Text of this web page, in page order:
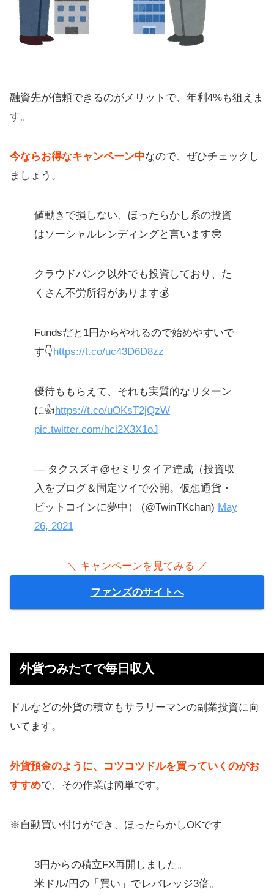
融資先が信頼できるのがメリットで、年利4%も狙えま
す。
今ならお得なキャンペーン中なので、ぜひチェックし
ましょう。
値動きで損しない、ほったらかし系の投資
はソーシャルレンディングと言います🤓
クラウドバンク以外でも投資しており、た
くさん不労所得があります💰
Fundsだと1円からやれるので始めやすいで
す👇https://t.co/uc43D6D8zz
優待ももらえて、それも実質的なリターン
に👍https://t.co/uOKsT2jQzW
pic.twitter.com/hci2X3X1oJ
— タクスズキ@セミリタイア達成（投資収
入をブログ＆固定ツイで公開。仮想通貨・
ビットコインに夢中） (@TwinTKchan) May
26, 2021
＼ キャンペーンを見てみる ／
ファンズのサイトへ
外貨つみたてで毎日収入
ドルなどの外貨の積立もサラリーマンの副業投資に向
いてます。
外貨預金のように、コツコツドルを買っていくのがお
すすめで、その作業は簡単です。
※自動買い付けができ、ほったらかしOKです
3円からの積立FX再開しました。
米ドル/円の「買い」でレバレッジ3倍。